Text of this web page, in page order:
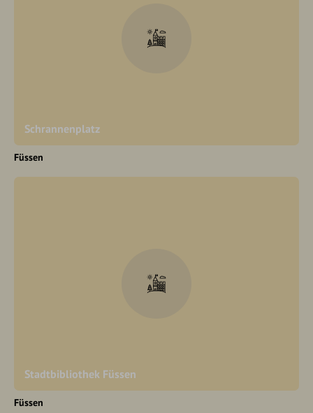
Schrannenplatz
Füssen
Stadtbibliothek Füssen
Füssen